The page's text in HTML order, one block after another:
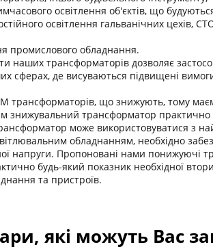
освітлення об'єктів, що
освітлення гальванічних цехів,
промислового обладнання.
наших трансформаторів дозволяє
сферах, де висуваються підвищені
що знижують, тому
знижувальний трансформатор практично
може використовуватися з
обладнанням, необхідно
напруги. Пропоновані нами понижуючі
будь-який показник необхідної
та пристроїв.
які можуть Вас